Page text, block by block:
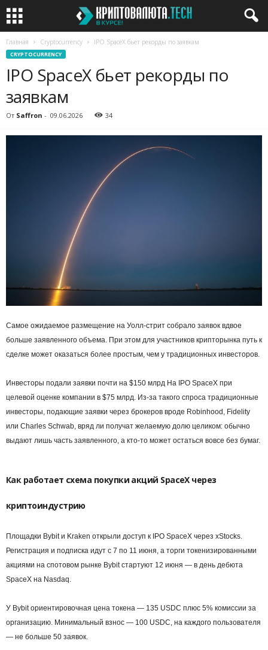
Главная Cryptocurrency IPO SpaceX бьет рекорды по заявкам
CRYPTOCURRENCY
IPO SpaceX бьет рекорды по
заявкам
От Saffron - 09.06.2026 34
Самое ожидаемое размещение на Уолл-стрит собрало заявок вдвое
больше заявленного объема. При этом для участников крипторынка путь к
сделке может оказаться более простым, чем у традиционных инвесторов.
Инвесторы подали заявки почти на $150 млрд На IPO SpaceX при
целевой оценке компании в $75 млрд. Из-за такого спроса традиционные
инвесторы, подающие заявки через брокеров вроде Robinhood, Fidelity
или Charles Schwab, вряд ли получат желаемую долю целиком: обычно
выдают лишь часть заявленного, а кто-то может остаться вовсе без бумаг.
Как работает схема покупки акций SpaceX через
криптоиндустрию
Площадки Bybit и Kraken открыли доступ к IPO SpaceX через xStocks.
Регистрация и подписка идут с 7 по 11 июня, а торги токенизированными
акциями на спотовом рынке Bybit стартуют 12 июня — в день дебюта
SpaceX на Nasdaq.
У Bybit ориентировочная цена токена — 135 USDC плюс 5% комиссии за
организацию. Минимальный взнос — 100 USDC, на каждого пользователя
— не больше 50 заявок.